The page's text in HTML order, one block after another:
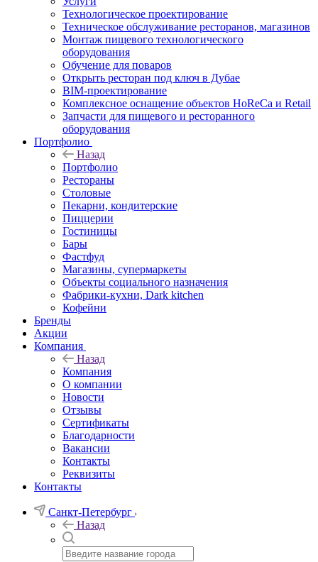
Технологическое проектирование
Техническое обслуживание ресторанов, магазинов
Монтаж пищевого технологического
оборудования
Обучение для поваров
Открыть ресторан под ключ в Дубае
BIM-проектирование
Комплексное оснащение объектов HoReCa и Retail
Запчасти для пищевого и ресторанного
оборудования
Портфолио
Назад
Портфолио
Рестораны
Столовые
Пекарни, кондитерские
Пиццерии
Гостиницы
Бары
Фастфуд
Магазины, супермаркеты
Объекты социального назначения
Фабрики-кухни, Dark kitchen
Кофейни
Бренды
Акции
Компания
Назад
Компания
О компании
Новости
Отзывы
Сертификаты
Благодарности
Вакансии
Контакты
Реквизиты
Контакты
Санкт-Петербург
Назад